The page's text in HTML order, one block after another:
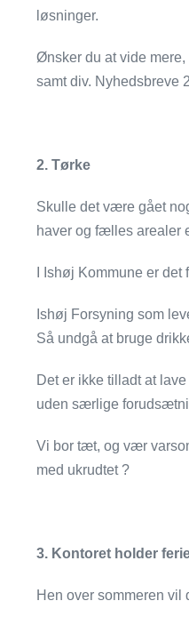
løsninger.
Ønsker du at vide
samt div. Nyhedsbreve
2.Tørke
Skulle det være gået
haver og fælles arealer
I Ishøj Kommune er
Ishøj Forsyning som
Så undgå at bruge
Det er ikke tilladt at
uden særlige
Vi bor tæt, og vær
med ukrudtet ?
3. Kontoret holder
Hen over sommeren